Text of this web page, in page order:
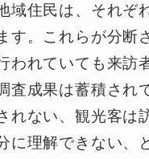
域住民は、それぞ
す。これらが分断
われていても来訪
査成果は蓄積され
れない、観光客は
に理解できない、